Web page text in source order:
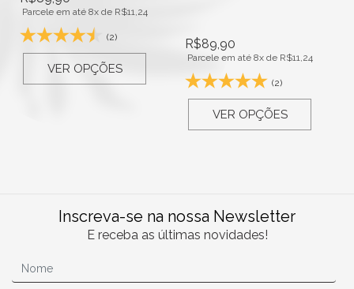
Parcele em até 8x de R$11,24
(2)
VER OPÇÕES
R$89,90
Parcele em até 8x de R$11,24
(2)
VER OPÇÕES
Inscreva-se na nossa Newsletter
E receba as últimas novidades!